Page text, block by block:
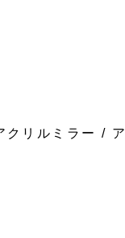
クリルミラー /